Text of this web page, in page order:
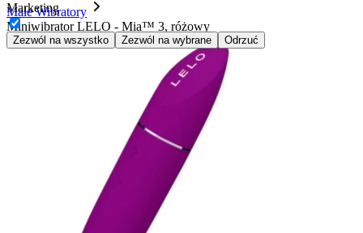
Marketing
Zezwól na wszystko Zezwól na wybrane Odrzuć
Małe Wibratory
Miniwibrator LELO - Mia™ 3, różowy